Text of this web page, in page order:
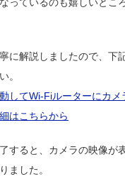
に解説しましたので、下
。
動してWi-Fiルーターにカメ
はこちらから
すると、カメラの映像が
ました。